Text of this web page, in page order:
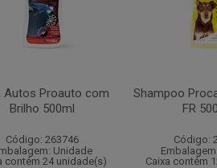
Autos Proauto com
Brilho 500ml
Código: 263746
Unidade
contém 24 unidade(s)
Shampoo
FR
Código:
Caixa contém